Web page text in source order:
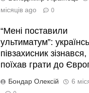
місяців ago
0
“Мені поставили
ультиматум”:
півзахисник
поїхав грати до
Бондар Олексій 6